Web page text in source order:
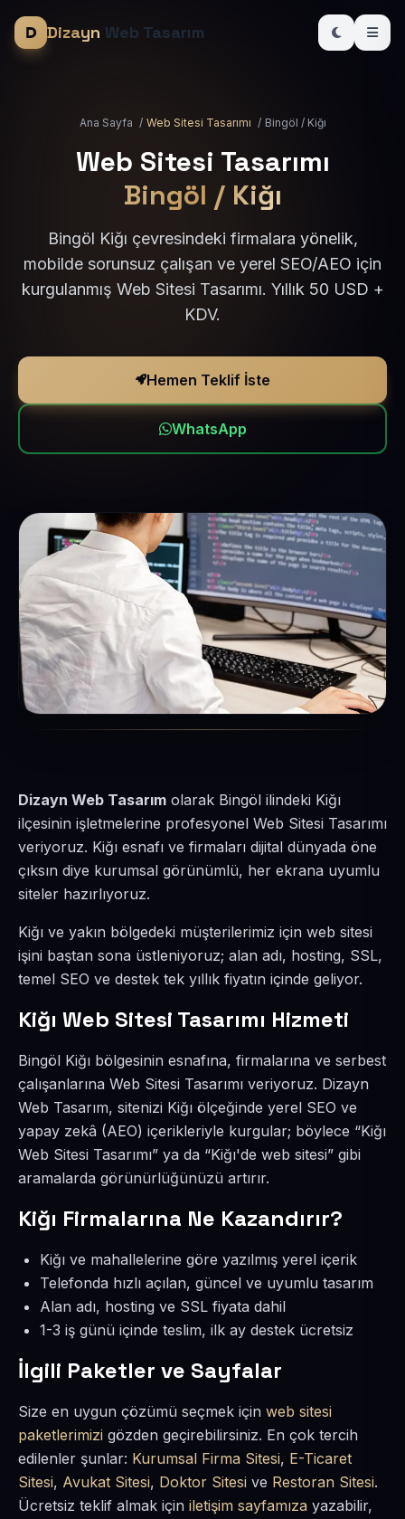
Dizayn Web Tasarım
Ana Sayfa / Web Sitesi Tasarımı / Bingöl / Kiğı
Web Sitesi Tasarımı
Bingöl / Kiğı
Bingöl Kiğı çevresindeki firmalara yönelik,
mobilde sorunsuz çalışan ve yerel SEO/AEO için
kurgulanmış Web Sitesi Tasarımı. Yıllık 50 USD +
KDV.
Hemen Teklif İste
WhatsApp
Dizayn Web Tasarım olarak Bingöl ilindeki Kiğı
ilçesinin işletmelerine profesyonel Web Sitesi Tasarımı
veriyoruz. Kiğı esnafı ve firmaları dijital dünyada öne
çıksın diye kurumsal görünümlü, her ekrana uyumlu
siteler hazırlıyoruz.
Kiğı ve yakın bölgedeki müşterilerimiz için web sitesi
işini baştan sona üstleniyoruz; alan adı, hosting, SSL,
temel SEO ve destek tek yıllık fiyatın içinde geliyor.
Kiğı Web Sitesi Tasarımı Hizmeti
Bingöl Kiğı bölgesinin esnafına, firmalarına ve serbest
çalışanlarına Web Sitesi Tasarımı veriyoruz. Dizayn
Web Tasarım, sitenizi Kiğı ölçeğinde yerel SEO ve
yapay zekâ (AEO) içerikleriyle kurgular; böylece “Kiğı
Web Sitesi Tasarımı” ya da “Kiğı'de web sitesi” gibi
aramalarda görünürlüğünüzü artırır.
Kiğı Firmalarına Ne Kazandırır?
Kiğı ve mahallelerine göre yazılmış yerel içerik
Telefonda hızlı açılan, güncel ve uyumlu tasarım
Alan adı, hosting ve SSL fiyata dahil
1-3 iş günü içinde teslim, ilk ay destek ücretsiz
İlgili Paketler ve Sayfalar
Size en uygun çözümü seçmek için web sitesi
paketlerimizi gözden geçirebilirsiniz. En çok tercih
edilenler şunlar: Kurumsal Firma Sitesi, E-Ticaret
Sitesi, Avukat Sitesi, Doktor Sitesi ve Restoran Sitesi.
Ücretsiz teklif almak için iletişim sayfamıza yazabilir,